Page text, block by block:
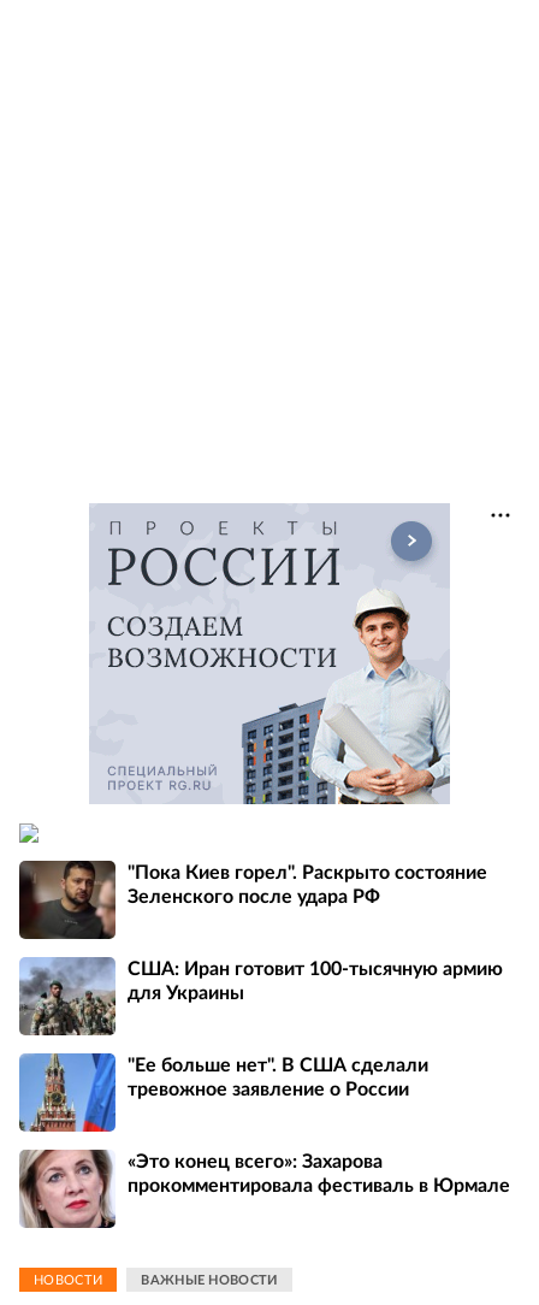
"Пока Киев горел". Раскрыто состояние
Зеленского после удара РФ
США: Иран готовит 100-тысячную армию
для Украины
"Ее больше нет". В США сделали
тревожное заявление о России
«Это конец всего»: Захарова
прокомментировала фестиваль в Юрмале
НОВОСТИ ВАЖНЫЕ НОВОСТИ